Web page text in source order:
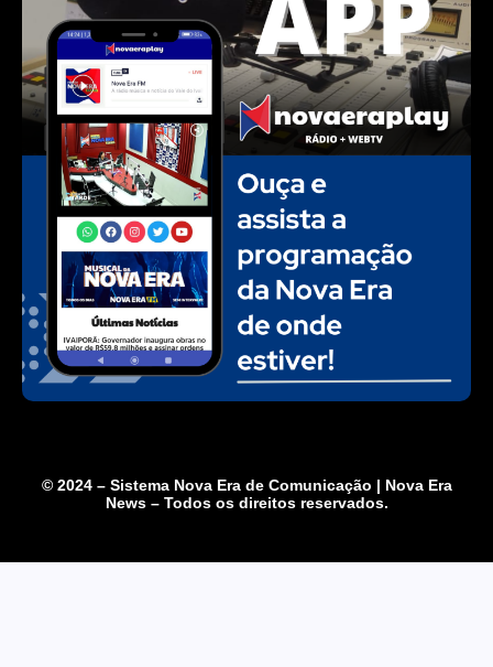
© 2024 – Sistema Nova Era de Comunicação | Nova Era
News – Todos os direitos reservados.